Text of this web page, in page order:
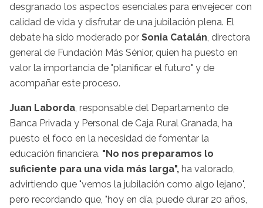
desgranado los aspectos esenciales para envejecer con
calidad de vida y disfrutar de una jubilación plena. El
debate ha sido moderado por Sonia Catalán, directora
general de Fundación Más Sénior, quien ha puesto en
valor la importancia de "planificar el futuro" y de
acompañar este proceso.
Juan Laborda, responsable del Departamento de
Banca Privada y Personal de Caja Rural Granada, ha
puesto el foco en la necesidad de fomentar la
educación financiera. "No nos preparamos lo
suficiente para una vida más larga", ha valorado,
advirtiendo que "vemos la jubilación como algo lejano",
pero recordando que, "hoy en día, puede durar 20 años,